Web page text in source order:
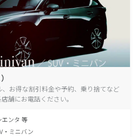
、お得な割引料金や予約、乗り捨てなど
舗にお電話ください。
エンタ 等
・ミニバン